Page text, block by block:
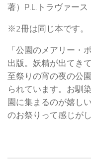
著）P.L.トラヴァー
※2冊は同じ本です。
「公園のメアリー・
出版。妖精が出てき
至祭りの宵の夜の公
られています。お馴
園に集まるのが嬉し
のお祭りって感じが